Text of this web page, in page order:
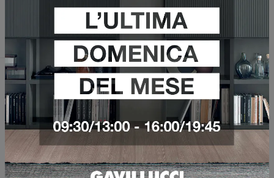
Sfoglia i cataloghi
Invia